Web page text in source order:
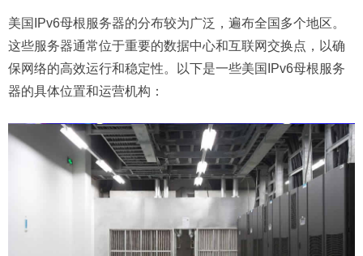
美国IPv6母根服务器的分布较为广泛，遍布全国多个地区。
这些服务器通常位于重要的数据中心和互联网交换点，以确
保网络的高效运行和稳定性。以下是一些美国IPv6母根服务
器的具体位置和运营机构：